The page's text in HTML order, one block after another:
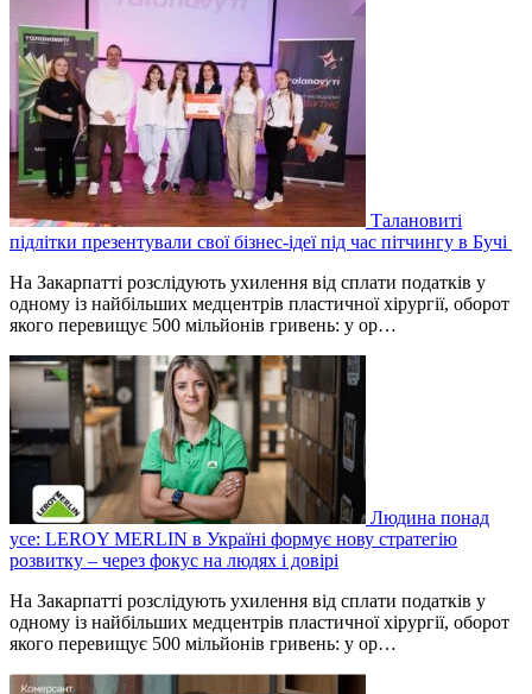
Талановиті
підлітки презентували свої бізнес-ідеї під час пітчингу в Бучі
На Закарпатті розслідують ухилення від сплати податків у
одному із найбільших медцентрів пластичної хірургії, оборот
якого перевищує 500 мільйонів гривень: у ор…
Людина понад
усе: LEROY MERLIN в Україні формує нову стратегію
розвитку – через фокус на людях і довірі
На Закарпатті розслідують ухилення від сплати податків у
одному із найбільших медцентрів пластичної хірургії, оборот
якого перевищує 500 мільйонів гривень: у ор…